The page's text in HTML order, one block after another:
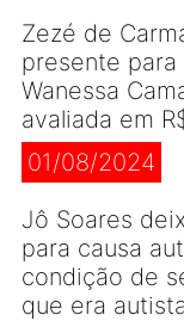
Zezé de
presente para
Wanessa
avaliada em
01/08/2024
Jô Soares
para causa
condição de
que era